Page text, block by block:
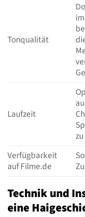
Tonqualität
Laufzeit
Verfügbarkeit
auf Filme.de
Technik und
eine